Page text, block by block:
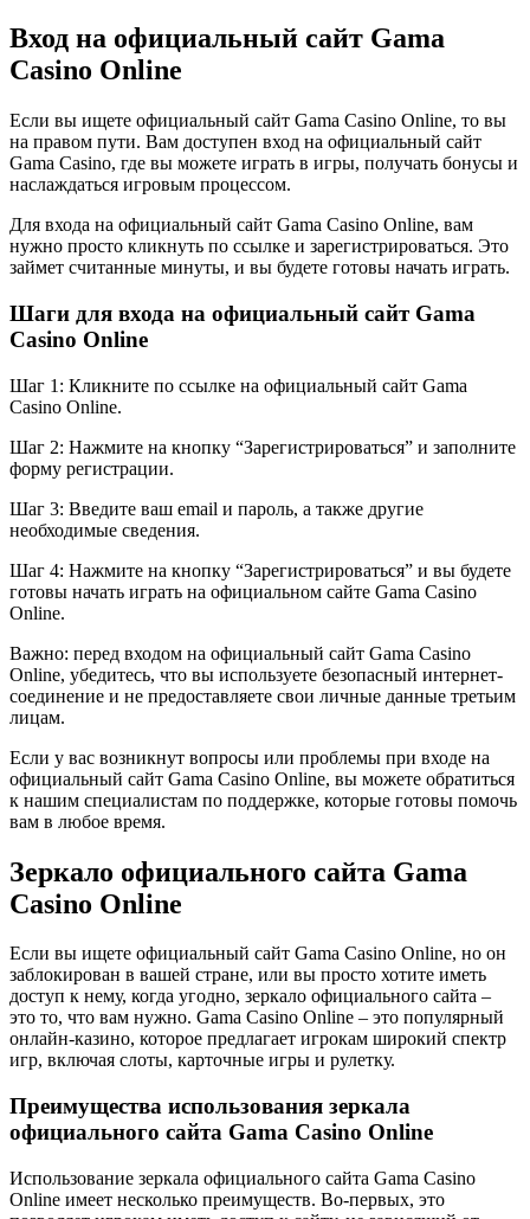
Вход на официальный сайт Gama
Casino Online
Если вы ищете официальный сайт Gama Casino Online, то вы
на правом пути. Вам доступен вход на официальный сайт
Gama Casino, где вы можете играть в игры, получать бонусы и
наслаждаться игровым процессом.
Для входа на официальный сайт Gama Casino Online, вам
нужно просто кликнуть по ссылке и зарегистрироваться. Это
займет считанные минуты, и вы будете готовы начать играть.
Шаги для входа на официальный сайт Gama
Casino Online
Шаг 1: Кликните по ссылке на официальный сайт Gama
Casino Online.
Шаг 2: Нажмите на кнопку “Зарегистрироваться” и заполните
форму регистрации.
Шаг 3: Введите ваш email и пароль, а также другие
необходимые сведения.
Шаг 4: Нажмите на кнопку “Зарегистрироваться” и вы будете
готовы начать играть на официальном сайте Gama Casino
Online.
Важно: перед входом на официальный сайт Gama Casino
Online, убедитесь, что вы используете безопасный интернет-
соединение и не предоставляете свои личные данные третьим
лицам.
Если у вас возникнут вопросы или проблемы при входе на
официальный сайт Gama Casino Online, вы можете обратиться
к нашим специалистам по поддержке, которые готовы помочь
вам в любое время.
Зеркало официального сайта Gama
Casino Online
Если вы ищете официальный сайт Gama Casino Online, но он
заблокирован в вашей стране, или вы просто хотите иметь
доступ к нему, когда угодно, зеркало официального сайта –
это то, что вам нужно. Gama Casino Online – это популярный
онлайн-казино, которое предлагает игрокам широкий спектр
игр, включая слоты, карточные игры и рулетку.
Преимущества использования зеркала
официального сайта Gama Casino Online
Использование зеркала официального сайта Gama Casino
Online имеет несколько преимуществ. Во-первых, это